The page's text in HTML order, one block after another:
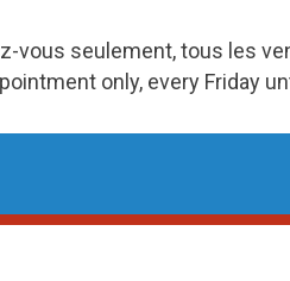
vous seulement, tous les
only, every Friday